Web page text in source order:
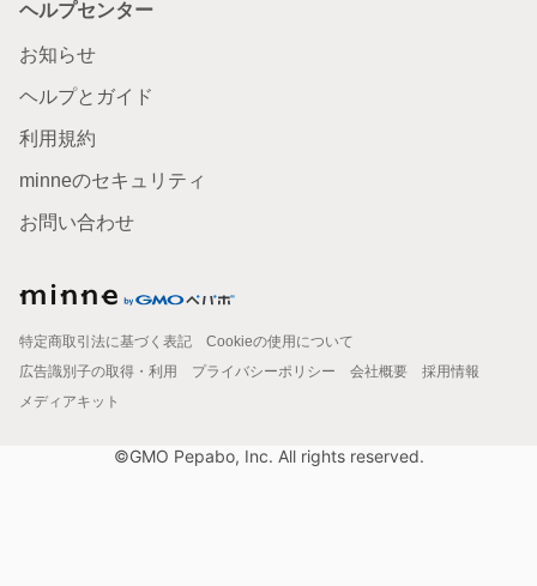
ヘルプセンター
お知らせ
ヘルプとガイド
利用規約
minneのセキュリティ
お問い合わせ
特定商取引法に基づく表記
Cookieの使用について
広告識別子の取得・利用
プライバシーポリシー 会社概要
採用情報
メディアキット
©GMO Pepabo, Inc. All rights reserved.